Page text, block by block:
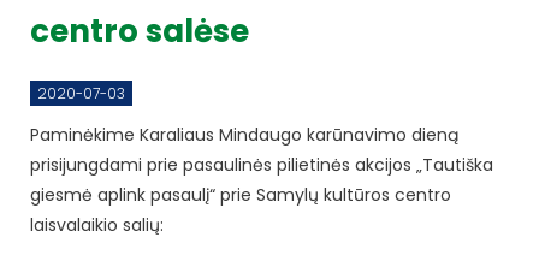
centro salėse
2020-07-03
Paminėkime Karaliaus Mindaugo karūnavimo dieną
prisijungdami prie pasaulinės pilietinės akcijos „Tautiška
giesmė aplink pasaulį“ prie Samylų kultūros centro
laisvalaikio salių: